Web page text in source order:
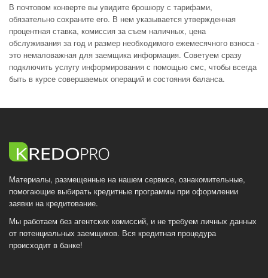
В почтовом конверте вы увидите брошюру с тарифами,
обязательно сохраните его. В нем указывается утвержденная
процентная ставка, комиссия за съем наличных, цена
обслуживания за год и размер необходимого ежемесячного взноса -
это немаловажная для заемщика информация. Советуем сразу
подключить услугу информирования с помощью смс, чтобы всегда
быть в курсе совершаемых операций и состояния баланса.
Материалы, размещенные на нашем сервисе, ознакомительные,
помогающие выбирать кредитные программы при оформлении
заявки на кредитование.
Мы работаем без агентских комиссий, и не требуем личных данных
от потенциальных заемщиков. Вся кредитная процедура
происходит в банке!